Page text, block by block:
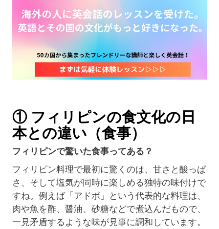
① フィリピンの食文化の日
本との違い（食事）
フィリピンで驚いた食事ってある？
フィリピン料理で最初に驚くのは、甘さと酸っぱ
さ、そして塩気が同時に楽しめる独特の味付けで
すね。例えば「アドボ」という代表的な料理は、
肉や魚を酢、醤油、砂糖などで煮込んだもので、
一見矛盾するような味が見事に調和しています。